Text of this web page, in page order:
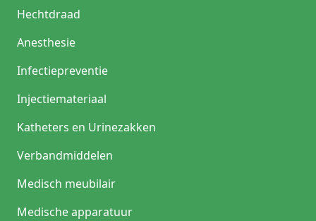
Hechtdraad
Anesthesie
Infectiepreventie
Injectiemateriaal
Katheters en Urinezakken
Verbandmiddelen
Medisch meubilair
Medische apparatuur